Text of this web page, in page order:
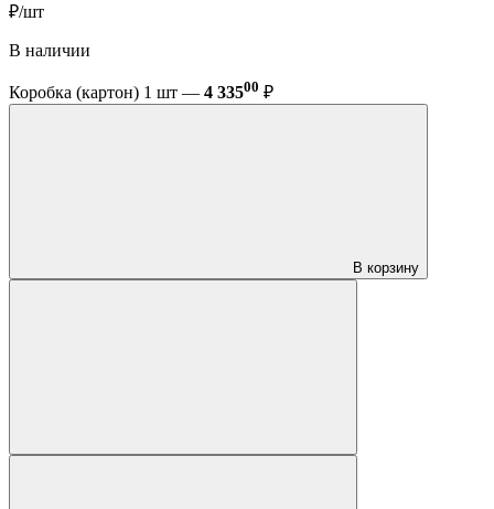
₽/шт
В наличии
Коробка (картон) 1 шт — 4 33500 ₽
В корзину